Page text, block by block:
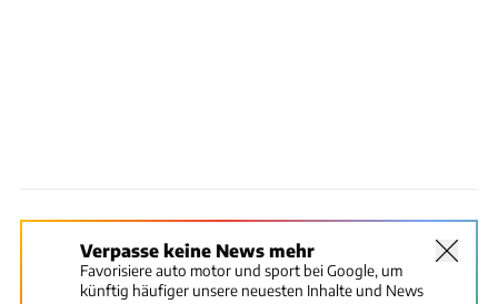
Verpasse keine News mehr
Favorisiere auto motor und sport bei Google, um
künftig häufiger unsere neuesten Inhalte und News